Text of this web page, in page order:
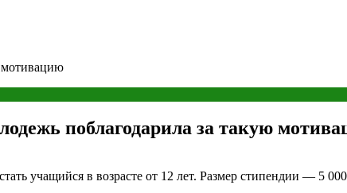
мотивацию
поблагодарила за такую
учащийся в возрасте от 12 лет. Размер стипендии — 5